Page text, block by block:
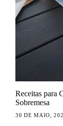
Receitas para
Sobremesa
30 DE MAIO,